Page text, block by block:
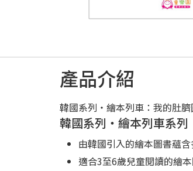
產品介紹
韓國系列‧繪本列車：我的肚臍
韓國系列‧繪本列車系列
由韓國引入的繪本圖書蘊
適合3至6歲兒童閱讀的繪